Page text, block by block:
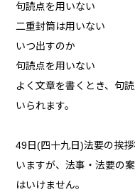
句読点を用いない
二重封筒は用いない
いつ出すのか
句読点を用いない
よく文章を書くとき、句
いられます。
49日(四十九日)法要の挨
いますが、法事・法要の
はいけません。